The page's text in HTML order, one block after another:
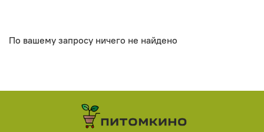
По вашему запросу ничего не найдено